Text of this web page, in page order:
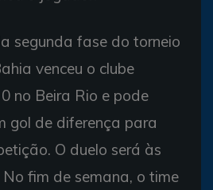
segunda fase do torneio
venceu o clube
no Beira Rio e pode
gol de diferença para
O duelo será às
fim de semana, o time